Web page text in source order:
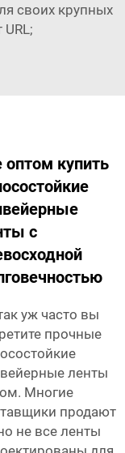
своих крупных
URL;
оптом купить
с
уж часто вы
прочные
ленты
Многие
продают
не все ленты